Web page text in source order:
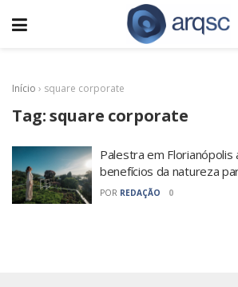
Início › square corporate
Tag:square corporate
Palestra em
benefícios da natureza
POR REDAÇÃO 0